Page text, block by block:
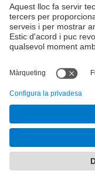
La nostra